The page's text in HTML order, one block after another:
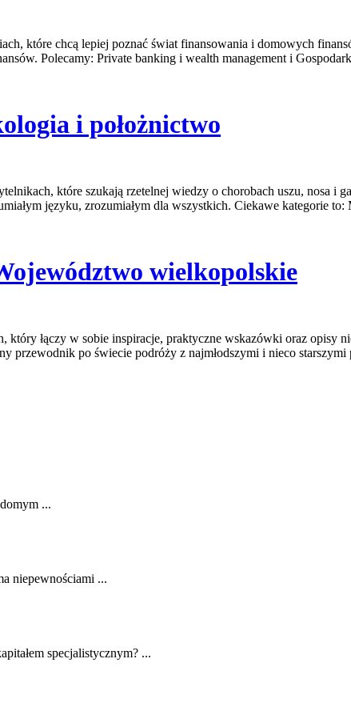
które chcą lepiej poznać świat finansowania i domowych
Polecamy: Private banking i wealth management i
i położnictwo
które szukają rzetelnej wiedzy o chorobach uszu, nosa i
języku, zrozumiałym dla wszystkich. Ciekawe kategorie
wielkopolskie
łączy w sobie inspiracje, praktyczne wskazówki oraz opisy
przewodnik po świecie podróży z najmłodszymi i nieco
...
niepewnościami ...
specjalistycznym? ...